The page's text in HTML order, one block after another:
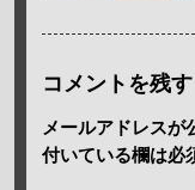
コメントを残す
メールアドレスが
付いている欄は必